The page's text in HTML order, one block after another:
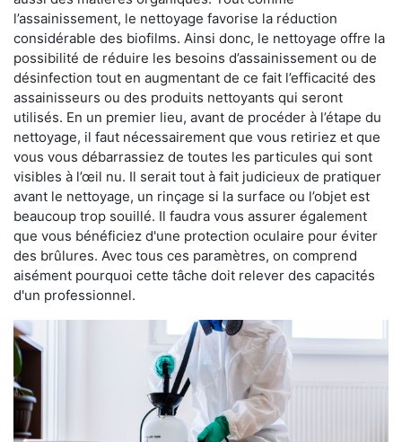
l’assainissement, le nettoyage favorise la réduction
considérable des biofilms. Ainsi donc, le nettoyage offre la
possibilité de réduire les besoins d’assainissement ou de
désinfection tout en augmentant de ce fait l’efficacité des
assainisseurs ou des produits nettoyants qui seront
utilisés. En un premier lieu, avant de procéder à l’étape du
nettoyage, il faut nécessairement que vous retiriez et que
vous vous débarrassiez de toutes les particules qui sont
visibles à l’œil nu. Il serait tout à fait judicieux de pratiquer
avant le nettoyage, un rinçage si la surface ou l’objet est
beaucoup trop souillé. Il faudra vous assurer également
que vous bénéficiez d'une protection oculaire pour éviter
des brûlures. Avec tous ces paramètres, on comprend
aisément pourquoi cette tâche doit relever des capacités
d'un professionnel.